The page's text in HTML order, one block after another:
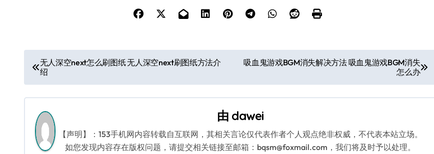
文
章
导
航
无人深空next怎么刷图纸 无人深空next刷图纸方法介
绍
吸血鬼游戏BGM消失解决方法 吸血鬼游戏BGM消失
怎么办
由 dawei
【声明】：153手机网内容转载自互联网，其相关言论仅代表作者个人观点绝非权威，不代表本站立场。
如您发现内容存在版权问题，请提交相关链接至邮箱：bqsm@foxmail.com，我们将及时予以处理。